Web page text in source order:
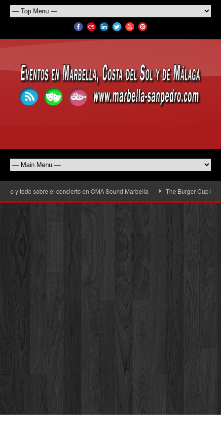
y todo sobre el concierto en OMA Sound Marbella The Burger Cup llega